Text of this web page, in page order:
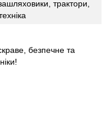
трактори,
безпечне та